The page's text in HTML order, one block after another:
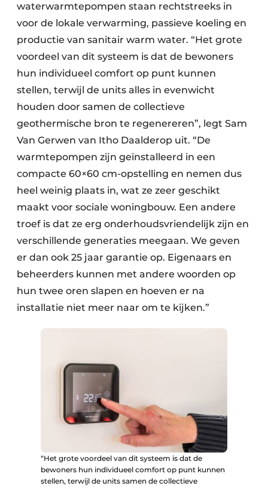
waterwarmtepompen staan rechtstreeks in
voor de lokale verwarming, passieve koeling en
productie van sanitair warm water. “Het grote
voordeel van dit systeem is dat de bewoners
hun individueel comfort op punt kunnen
stellen, terwijl de units alles in evenwicht
houden door samen de collectieve
geothermische bron te regenereren”, legt Sam
Van Gerwen van Itho Daalderop uit. “De
warmtepompen zijn geïnstalleerd in een
compacte 60×60 cm-opstelling en nemen dus
heel weinig plaats in, wat ze zeer geschikt
maakt voor sociale woningbouw. Een andere
troef is dat ze erg onderhoudsvriendelijk zijn en
verschillende generaties meegaan. We geven
er dan ook 25 jaar garantie op. Eigenaars en
beheerders kunnen met andere woorden op
hun twee oren slapen en hoeven er na
installatie niet meer naar om te kijken.”
“Het grote voordeel van dit systeem is dat de
bewoners hun individueel comfort op punt kunnen
stellen, terwijl de units samen de collectieve